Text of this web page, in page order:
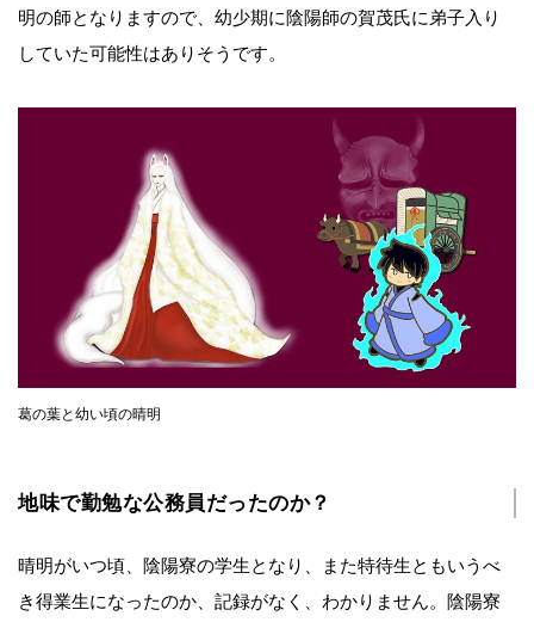
明の師となりますので、幼少期に陰陽師の賀茂氏に弟子入り
していた可能性はありそうです。
葛の葉と幼い頃の晴明
地味で勤勉な公務員だったのか？
晴明がいつ頃、陰陽寮の学生となり、また特待生ともいうべ
き得業生になったのか、記録がなく、わかりません。陰陽寮